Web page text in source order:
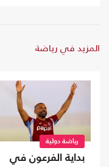
المزيد في رياضة
رياضة دولية
بداية الفرعون في